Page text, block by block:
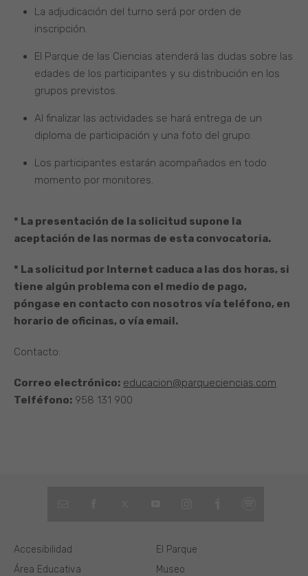
La adjudicación del turno será por orden de
inscripción.
El Parque de las Ciencias atenderá las dudas sobre las
edades de los participantes y su distribución en los
grupos previstos.
Al finalizar las actividades se hará entrega de un
diploma de participación y una foto del grupo.
Los participantes estarán acompañados en todo
momento por monitores.
* La presentación de la solicitud supone la
aceptación de las normas de esta convocatoria.
* La solicitud por Internet caduca a las dos horas, si
tiene algún problema con el medio de pago,
póngase en contacto con nosotros vía teléfono, en
horario de oficinas, o vía email.
Contacto:
Correo electrónico: educacion@parqueciencias.com
Telféfono: 958 131 900
El Parque
Museo
Área Educativa
Accesibilidad